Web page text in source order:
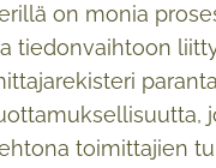
on monia
tiedonvaihtoon
toimittajien